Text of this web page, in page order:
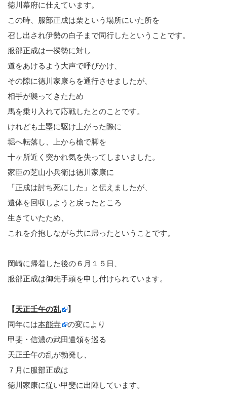
徳川幕府に仕えています。
この時、服部正成は栗という場所にいた所を
召し出され伊勢の白子まで同行したということです。
服部正成は一揆勢に対し
道をあけるよう大声で呼びかけ、
その隙に徳川家康らを通行させましたが、
相手が襲ってきたため
馬を乗り入れて応戦したとのことです。
けれども土塁に駆け上がった際に
堀へ転落し、上から槍で脚を
十ヶ所近く突かれ気を失ってしまいました。
家臣の芝山小兵衛は徳川家康に
「正成は討ち死にした」と伝えましたが、
遺体を回収しようと戻ったところ
生きていたため、
これを介抱しながら共に帰ったということです。
岡崎に帰着した後の６月１５日、
服部正成は御先手頭を申し付けられています。
【天正壬午の乱
】
同年には本能寺
の変により
甲斐・信濃の武田遺領を巡る
天正壬午の乱が勃発し、
７月に服部正成は
徳川家康に従い甲斐に出陣しています。